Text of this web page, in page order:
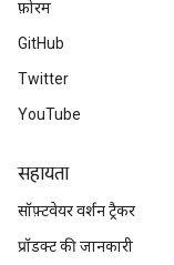
फ़ोरम
GitHub
Twitter
YouTube
सहायता
सॉफ़्टवेयर वर्शन ट्रैकर
प्रॉडक्ट की जानकारी